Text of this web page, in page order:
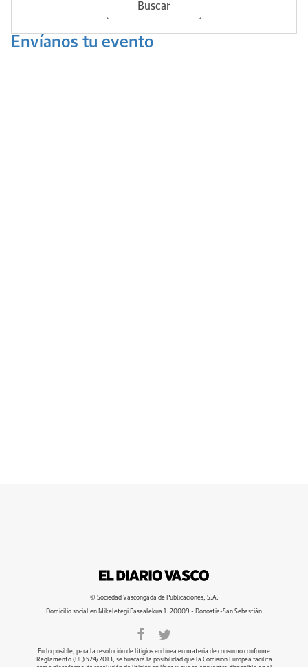
Buscar
Envíanos tu evento
© Sociedad Vascongada de Publicaciones, S.A.
Domicilio social en Mikeletegi Pasealekua 1. 20009 - Donostia-San Sebastián
En lo posible, para la resolución de litigios en línea en materia de consumo conforme
Reglamento (UE) 524/2013, se buscará la posibilidad que la Comisión Europea facilita